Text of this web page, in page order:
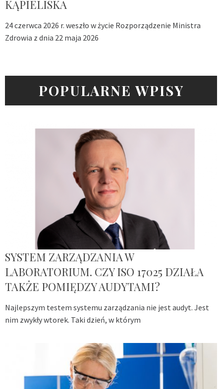
KĄPIELISKA
24 czerwca 2026 r. weszło w życie Rozporządzenie Ministra
Zdrowia z dnia 22 maja 2026
POPULARNE WPISY
SYSTEM ZARZĄDZANIA W
LABORATORIUM. CZY ISO 17025 DZIAŁA
TAKŻE POMIĘDZY AUDYTAMI?
Najlepszym testem systemu zarządzania nie jest audyt. Jest
nim zwykły wtorek. Taki dzień, w którym